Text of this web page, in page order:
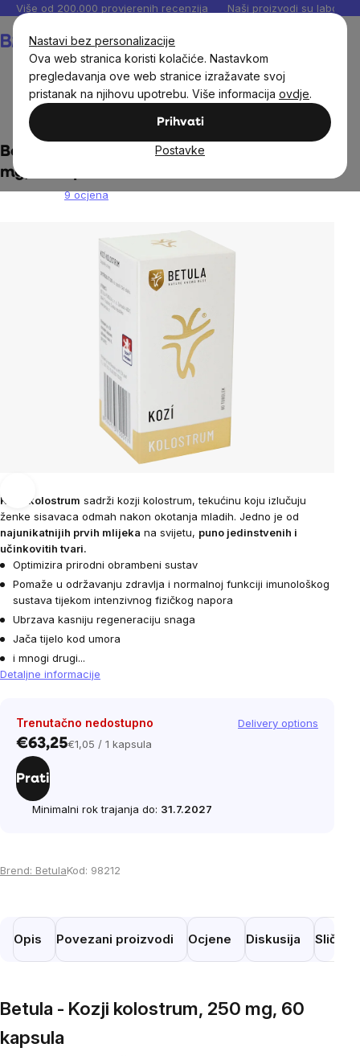
Nastavi bez personalizacije
Ova web stranica koristi kolačiće. Nastavkom
pregledavanja ove web stranice izražavate svoj
pristanak na njihovu upotrebu. Više informacija ovdje.
Prihvati
Postavke
Preskoči
sadržaj
Više od 200.000 provjerenih recenzija Naši proizvodi su
Kolostrum
Betula - Kozji kolostrum (kolostrum), 250
mg, 60 kapsula
9 ocjena
Kozji kolostrum sadrži kozji kolostrum, tekućinu koju izlučuju
ženke sisavaca odmah nakon okotanja mladih. Jedno je od
najunikatnijih prvih mlijeka na svijetu, puno jedinstvenih i
učinkovitih tvari.
Optimizira prirodni obrambeni sustav
Pomaže u održavanju zdravlja i normalnoj funkciji imunološkog
sustava tijekom intenzivnog fizičkog napora
Ubrzava kasniju regeneraciju snaga
Jača tijelo kod umora
i mnogi drugi...
Detaljne informacije
Trenutačno nedostupno Delivery options
€63,25Cijena
€1,05 / 1 kapsula
Prati
Minimalni rok trajanja do: 31.7.2027
Brend: BetulaKod: 98212
Opis Povezani proizvodi Ocjene Diskusija Slični
Betula - Kozji kolostrum, 250 mg, 60
kapsula